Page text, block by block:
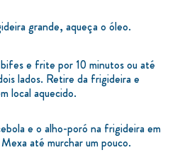
grande, aqueça o óleo.
e frite por 10 minutos ou até
lados. Retire da frigideira e
local aquecido.
e o alho-poró na frigideira em
até murchar um pouco.